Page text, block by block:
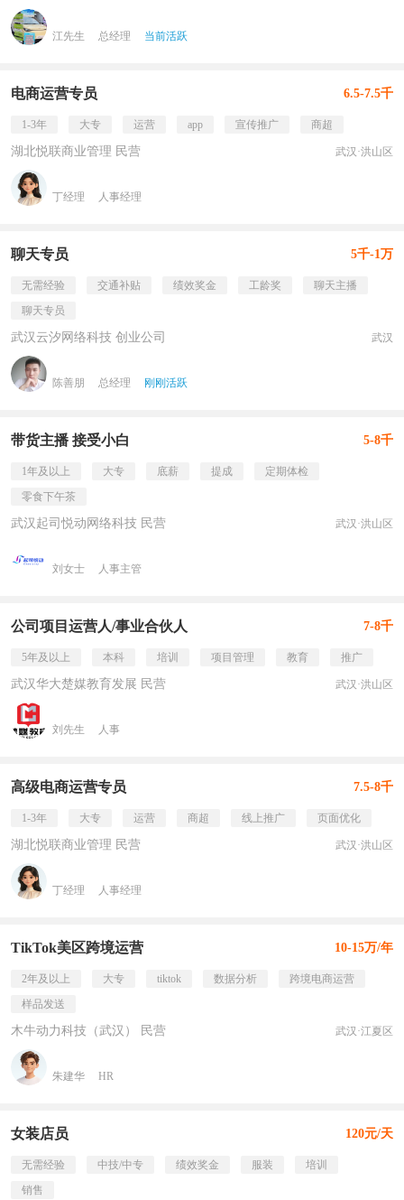
江先生 总经理 当前活跃
电商运营专员 6.5-7.5千
1-3年 大专 运营 app 宣传推广 商超
湖北悦联商业管理 民营 武汉·洪山区
丁经理 人事经理
聊天专员 5千-1万
无需经验 交通补贴 绩效奖金 工龄奖
聊天主播
聊天专员
武汉云汐网络科技 创业公司 武汉
陈善朋 总经理 刚刚活跃
带货主播 接受小白 5-8千
1年及以上 大专 底薪 提成
定期体检
零食下午茶
武汉起司悦动网络科技 民营 武汉·洪山区
刘女士 人事主管
公司项目运营人/事业合伙人 7-8千
5年及以上 本科 培训 项目管理 教育 推广
武汉华大楚媒教育发展 民营 武汉·洪山区
刘先生 人事
高级电商运营专员 7.5-8千
1-3年 大专 运营 商超 线上推广 页面优化
湖北悦联商业管理 民营 武汉·洪山区
丁经理 人事经理
TikTok美区跨境运营 10-15万/年
2年及以上 大专 tiktok 数据分析
跨境电商运营
样品发送
木牛动力科技（武汉） 民营 武汉·江夏区
朱建华 HR
女装店员 120元/天
无需经验 中技/中专 绩效奖金 服装
培训
销售